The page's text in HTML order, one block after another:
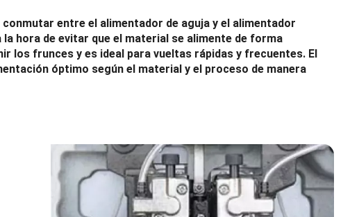
entre el alimentador de aguja y el alimentador
hora de evitar que el material se alimente de forma
los frunces y es ideal para vueltas rápidas y frecuentes. El
óptimo según el material y el proceso de manera